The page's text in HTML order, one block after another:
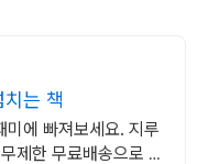
는 책
미에 빠져보세요. 지루
제한 무료배송으로 만